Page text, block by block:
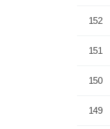
152
151
150
149